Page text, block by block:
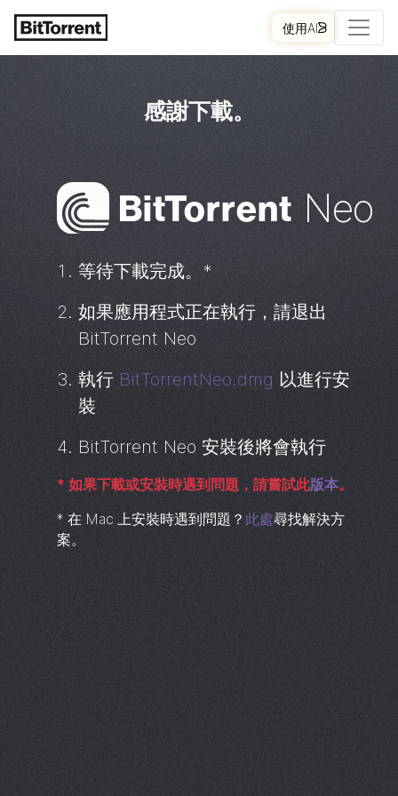
開始
使用AI
感謝下載。
BitTorrent Neo
等待下載完成。*
如果應用程式正在執行，請退出
BitTorrent Neo
執行 BitTorrentNeo.dmg 以進行安
裝
BitTorrent Neo 安裝後將會執行
* 如果下載或安裝時遇到問題，請嘗試此版本。
* 在 Mac 上安裝時遇到問題？ 此處尋找解決方
案。